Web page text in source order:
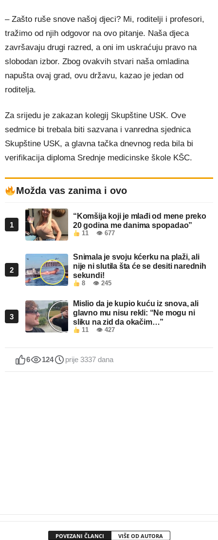
– Zašto ruše snove našoj djeci? Mi, roditelji i profesori,
tražimo od njih odgovor na ovo pitanje. Naša djeca
završavaju drugi razred, a oni im uskraćuju pravo na
slobodan izbor. Zbog ovakvih stvari naša omladina
napušta ovaj grad, ovu državu, kazao je jedan od
roditelja.
Za srijedu je zakazan kolegij Skupštine USK. Ove
sedmice bi trebala biti sazvana i vanredna sjednica
Skupštine USK, a glavna tačka dnevnog reda bila bi
verifikacija diploma Srednje medicinske škole KŠC.
Možda vas zanima i ovo
1
“Komšija koji je mlađi od mene preko
20 godina me danima spopadao”
11 👁 677
2
Snimala je svoju kćerku na plaži, ali
nije ni slutila šta će se desiti narednih
sekundi!
8 👁 245
3
Mislio da je kupio kuću iz snova, ali
glavno mu nisu rekli: “Ne mogu ni
sliku na zid da okačim…”
11 👁 427
6 124 prije 3337 dana
POVEZANI ČLANCI VIŠE OD AUTORA